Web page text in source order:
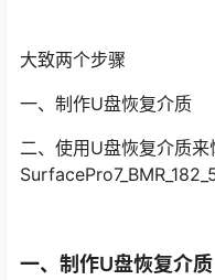
大致两个步骤
一、制作U盘恢复介质
二、使用U盘恢复介质
一、制作U盘恢复介质